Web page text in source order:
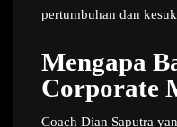
pertumbuhan dan
Mengapa
Corporate
Coach Dian Saputra